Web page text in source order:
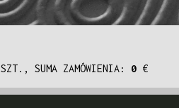
SZT., SUMA ZAMÓWIENIA: 0 €